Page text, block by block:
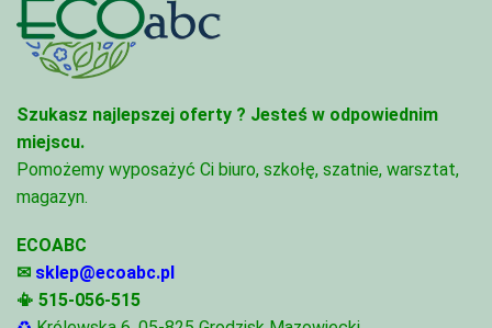
Szukasz najlepszej oferty ? Jesteś w odpowiednim
miejscu.
Pomożemy wyposażyć Ci biuro, szkołę, szatnie, warsztat,
magazyn.
ECOABC
✉ sklep@ecoabc.pl
📳 515-056-515